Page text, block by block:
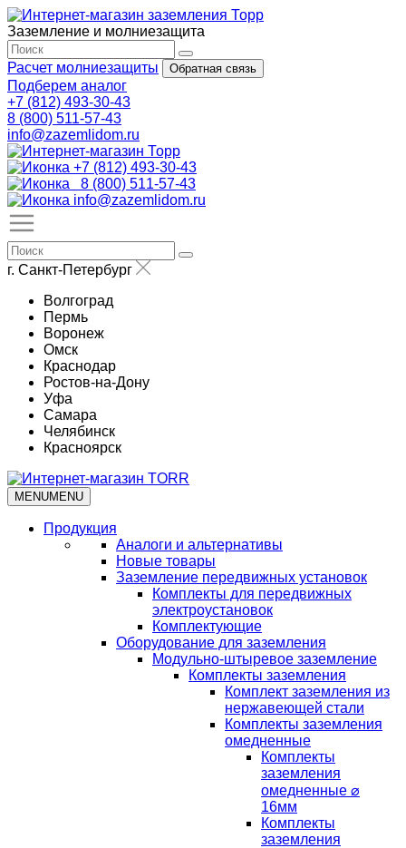
Заземление и молниезащита
Расчет молниезащиты Обратная связь
Подберем аналог
+7 (812) 493-30-43
8 (800) 511-57-43
info@zazemlidom.ru
+7 (812) 493-30-43
8 (800) 511-57-43
info@zazemlidom.ru
г. Санкт-Петербург
Волгоград
Пермь
Воронеж
Омск
Краснодар
Ростов-на-Дону
Уфа
Самара
Челябинск
Красноярск
MENUMENU
Продукция
Аналоги и альтернативы
Новые товары
Заземление передвижных установок
Комплекты для передвижных
электроустановок
Комплектующие
Оборудование для заземления
Модульно-штыревое заземление
Комплекты заземления
Комплект заземления из
нержавеющей стали
Комплекты заземления
омедненные
Комплекты
заземления
омедненные ⌀
16мм
Комплекты
заземления